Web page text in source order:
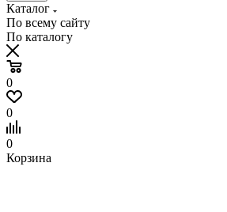
Каталог
По всему сайту
По каталогу
0
0
0
Корзина